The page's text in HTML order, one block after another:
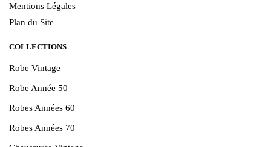
Mentions Légales
Plan du Site
COLLECTIONS
Robe Vintage
Robe Année 50
Robes Années 60
Robes Années 70